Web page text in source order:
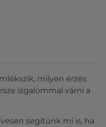
milyen érzés
izgalommal várni a
segítünk mi is, ha